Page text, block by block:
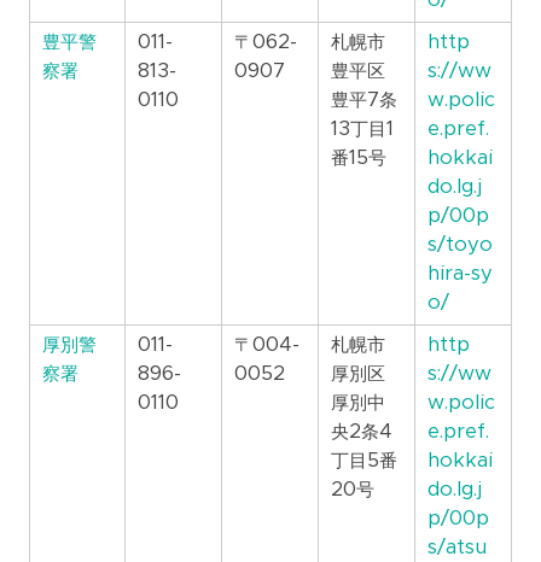
豊平警
察署
011-
813-
0110
〒062-
0907
札幌市
豊平区
豊平7条
13丁目1
番15号
http
s://ww
w.polic
e.pref.
hokkai
do.lg.j
p/00p
s/toyo
hira-sy
o/
厚別警
察署
011-
896-
0110
〒004-
0052
札幌市
厚別区
厚別中
央2条4
丁目5番
20号
http
s://ww
w.polic
e.pref.
hokkai
do.lg.j
p/00p
s/atsu